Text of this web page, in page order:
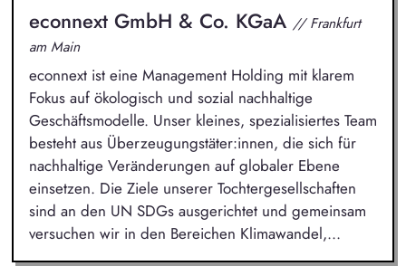
econnext GmbH & Co. KGaA // Frankfurt
am Main
econnext ist eine Management Holding mit klarem
Fokus auf ökologisch und sozial nachhaltige
Geschäftsmodelle. Unser kleines, spezialisiertes Team
besteht aus Überzeugungstäter:innen, die sich für
nachhaltige Veränderungen auf globaler Ebene
einsetzen. Die Ziele unserer Tochtergesellschaften
sind an den UN SDGs ausgerichtet und gemeinsam
versuchen wir in den Bereichen Klimawandel,...